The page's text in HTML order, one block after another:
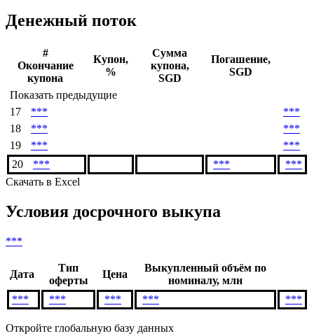
Денежный поток
#
Окончание
купона
Купон,
%
Сумма
купона,
SGD
Погашение,
SGD
Показать предыдущие
17
***
***
18
***
***
19
***
***
20
*** ***
***
Скачать в Excel
Условия досрочного выкупа
***
Дата
Тип
оферты
Цена
Выкупленный объём по
номиналу, млн
***
*** *** *** ***
Откройте глобальную базу данных